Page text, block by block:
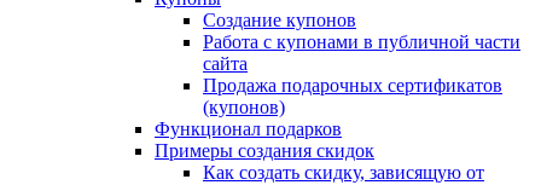
Создание купонов
Работа с купонами в публичной части
сайта
Продажа подарочных сертификатов
(купонов)
Функционал подарков
Примеры создания скидок
Как создать скидку, зависящую от